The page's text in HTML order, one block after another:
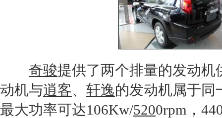
奇骏提供了两个排量的发动机
动机与逍客、 轩逸的发动机属于同
最大功率可达106Kw/5200rpm，